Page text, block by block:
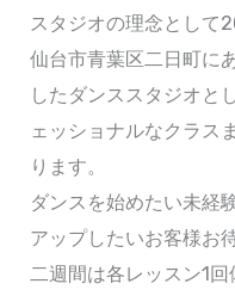
スタジオの理念として
仙台市青葉区二日町に
したダンススタジオと
ェッショナルなクラス
ります。
ダンスを始めたい未経
アップしたいお客様お
二週間は各レッスン1回